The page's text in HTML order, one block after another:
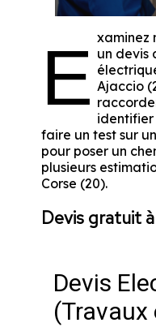
E xaminez
un devis
Ajaccio
identifier
faire un test sur
pour poser un
plusieurs
Corse (20).
Devis gratuit
Devis